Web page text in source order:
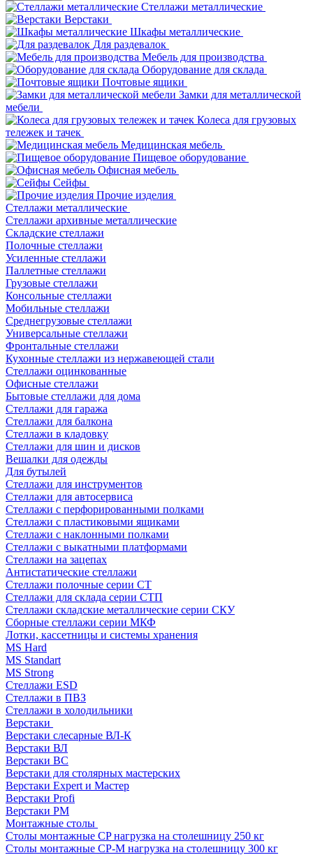
Стеллажи металлические
Верстаки
Шкафы металлические
Для раздевалок
Мебель для производства
Оборудование для склада
Почтовые ящики
Замки для металлической
мебели
Колеса для грузовых
тележек и тачек
Медицинская мебель
Пищевое оборудование
Офисная мебель
Сейфы
Прочие изделия
Стеллажи металлические
Cтеллажи архивные металлические
Складские стеллажи
Полочные стеллажи
Усиленные стеллажи
Паллетные стеллажи
Грузовые стеллажи
Консольные стеллажи
Мобильные стеллажи
Среднегрузовые стеллажи
Универсальные стеллажи
Фронтальные стеллажи
Кухонные стеллажи из нержавеющей стали
Стеллажи оцинкованные
Офисные стеллажи
Бытовые стеллажи для дома
Стеллажи для гаража
Стеллажи для балкона
Стеллажи в кладовку
Стеллажи для шин и дисков
Вешалки для одежды
Для бутылей
Стеллажи для инструментов
Стеллажи для автосервиса
Стеллажи с перфорированными полками
Стеллажи с пластиковыми ящиками
Стеллажи с наклонными полками
Стеллажи с выкатными платформами
Стеллажи на зацепах
Антистатические стеллажи
Стеллажи полочные серии СТ
Стеллажи для склада серии СТП
Стеллажи складские металлические серии СКУ
Сборные стеллажи серии МКФ
Лотки, кассетницы и системы хранения
MS Hard
MS Standart
MS Strong
Стеллажи ESD
Стеллажи в ПВЗ
Стеллажи в холодильники
Верстаки
Верстаки слесарные ВЛ-К
Верстаки ВЛ
Верстаки ВС
Верстаки для столярных мастерских
Верстаки Expert и Мастер
Верстаки Profi
Верстаки РМ
Монтажные столы
Столы монтажные СP нагрузка на столешницу 250 кг
Столы монтажные СР-М нагрузка на столешницу 300 кг